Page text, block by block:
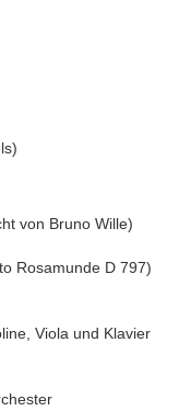
von Bruno Wille)
Rosamunde D 797)
Viola und Klavier